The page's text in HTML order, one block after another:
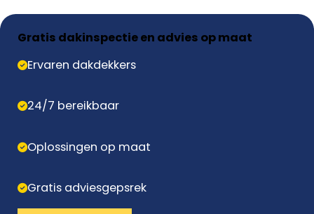
Gratis dakinspectie en advies op maat
Ervaren dakdekkers
24/7 bereikbaar
Oplossingen op maat
Gratis adviesgepsrek